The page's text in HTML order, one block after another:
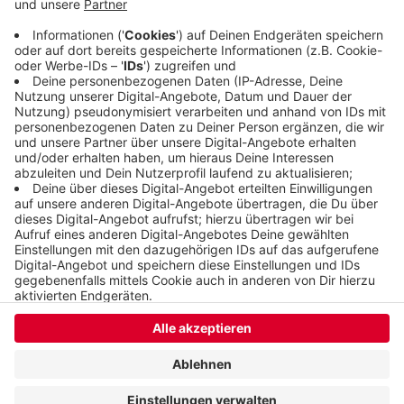
1.200 Personen teilgenommen.
Veröffentlicht:Montag, 08.04.2024 16:03
Anzeige
Anzeige